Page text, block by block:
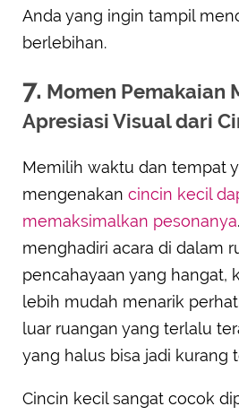
Anda yang ingin tampil
berlebihan.
7. Momen Pemakaian
Apresiasi Visual dari
Memilih waktu dan tempat
mengenakan cincin kecil
memaksimalkan pesonanya
menghadiri acara di dalam
pencahayaan yang hangat,
lebih mudah menarik
luar ruangan yang terlalu
yang halus bisa jadi kurang
Cincin kecil sangat cocok